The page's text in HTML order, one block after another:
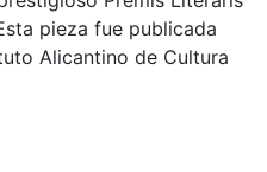
pieza fue publicada
Alicantino de Cultura